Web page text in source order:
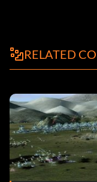
RELATED